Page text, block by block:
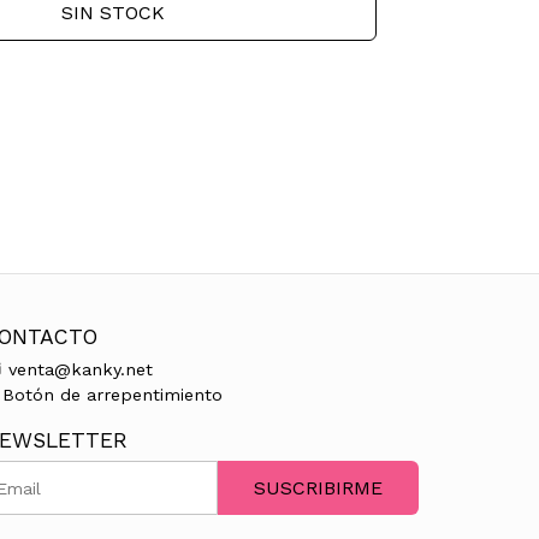
SIN STOCK
venta@kanky.net
de arrepentimiento
SUSCRIBIRME